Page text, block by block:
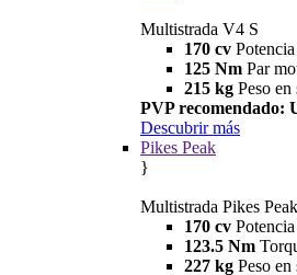
Multistrada V4 S
170 cv Potencia
125 Nm Par
215 kg Peso en
PVP recomendado:
Descubrir más
Pikes Peak
}
Multistrada Pikes Peak
170 cv Potencia
123.5 Nm
227 kg Peso en